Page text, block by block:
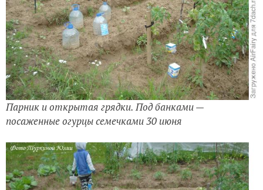
Парник и открытая грядки. Под банками —
посаженные огурцы семечками 30 июня